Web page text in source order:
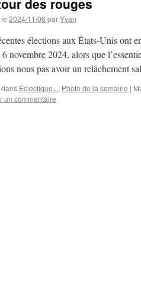
des rouges
2024/11/06 parYvan
élections aux États-Unis ont
novembre 2024, alors que
nous pas avoir un relâchement
Éclectique..., Photo de la semaine |
un commentaire